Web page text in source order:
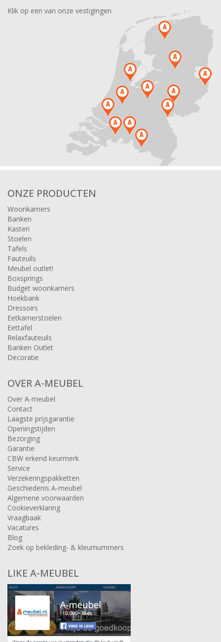
Klik op een van onze vestigingen.
ONZE PRODUCTEN
Woonkamers
Banken
Kasten
Stoelen
Tafels
Fauteuils
Meubel outlet!
Boxsprings
Budget woonkamers
Hoekbank
Dressoirs
Eetkamerstoelen
Eettafel
Relaxfauteuils
Banken Outlet
Decoratie
OVER A-MEUBEL
Over A-meubel
Contact
Laagste prijsgarantie
Openingstijden
Bezorging
Garantie
CBW erkend keurmerk
Service
Verzekeringspakketten
Geschiedenis A-meubel
Algemene voorwaarden
Cookieverklaring
Vraagbaak
Vacatures
Blog
Zoek op bekleding- & kleurnummers
LIKE A-MEUBEL